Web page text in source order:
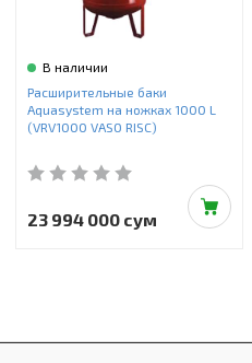
В наличии
Расширительные баки
Aquasystem на ножках 1000 L
(VRV1000 VASO RISC)
23 994 000 сум